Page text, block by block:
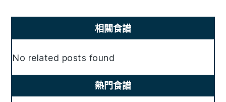
Sidebar
相關食譜
No related posts found
熱門食譜